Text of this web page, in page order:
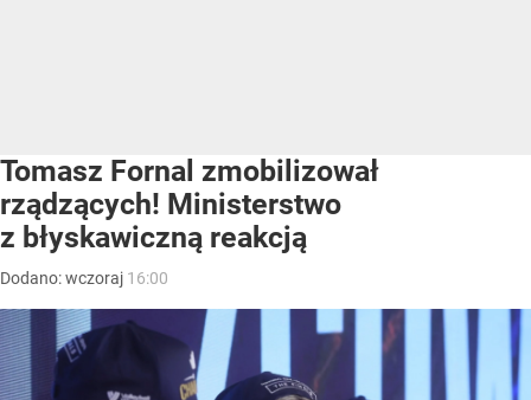
Tomasz Fornal zmobilizował
rządzących! Ministerstwo
z błyskawiczną reakcją
Dodano:wczoraj 16:00